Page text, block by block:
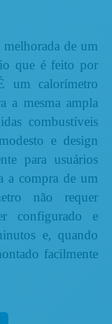
de um
que é feito por
um calorímetro
a mesma ampla
combustíveis
e design
para usuários
a compra de um
não requer
configurado e
e, quando
facilmente